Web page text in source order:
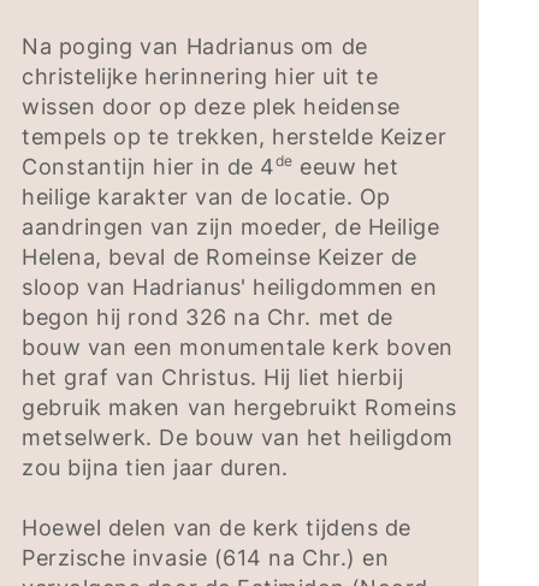
Na poging van Hadrianus om de
christelijke herinnering hier uit te
wissen door op deze plek heidense
tempels op te trekken, herstelde Keizer
Constantijn hier in de 4de eeuw het
heilige karakter van de locatie. Op
aandringen van zijn moeder, de Heilige
Helena, beval de Romeinse Keizer de
sloop van Hadrianus' heiligdommen en
begon hij rond 326 na Chr. met de
bouw van een monumentale kerk boven
het graf van Christus. Hij liet hierbij
gebruik maken van hergebruikt Romeins
metselwerk. De bouw van het heiligdom
zou bijna tien jaar duren.
Hoewel delen van de kerk tijdens de
Perzische invasie (614 na Chr.) en